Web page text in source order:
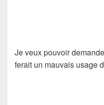
Je veux pouvoir
ferait un mauvais usage